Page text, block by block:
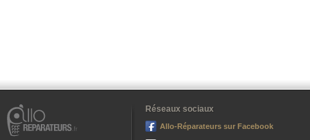
Réseaux sociaux
Allo-Réparateurs sur Facebook